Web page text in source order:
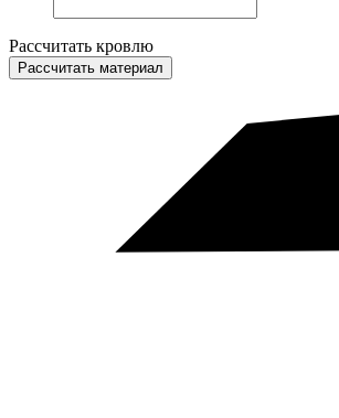
Рассчитать кровлю
Рассчитать материал